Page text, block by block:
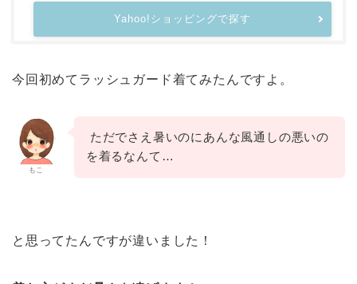
Yahoo!ショッピングで探す
今回初めてラッシュガード着てみたんですよ。
もこ
ただでさえ暑いのにあんな風通しの悪いの
を着るなんて…
と思ってたんですが違いました！